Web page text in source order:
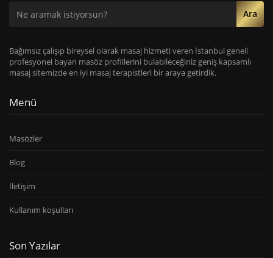
Ara
Bağımsız çalışıp bireysel olarak masaj hizmeti veren İstanbul geneli
profesyonel bayan masöz profillerini bulabileceğiniz geniş kapsamlı
masaj sitemizde en iyi masaj terapistleri bir araya getirdik.
Menü
Masözler
Blog
İletişim
Kullanım koşulları
Son Yazılar